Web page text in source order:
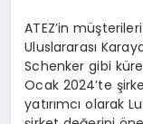
ATEZ’in
Uluslararası
Schenker gibi
Ocak 2024’te
yatırımcı olarak